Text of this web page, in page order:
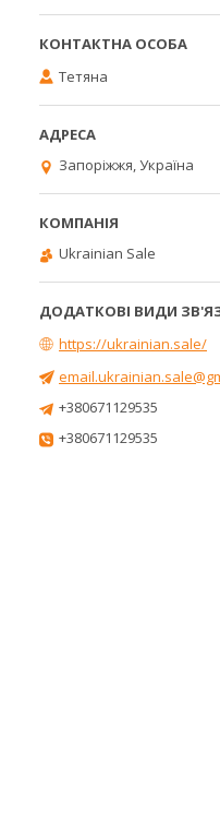
Тетяна
Запоріжжя, Україна
Ukrainian Sale
https://ukrainian.sale/
+380671129535
+380671129535